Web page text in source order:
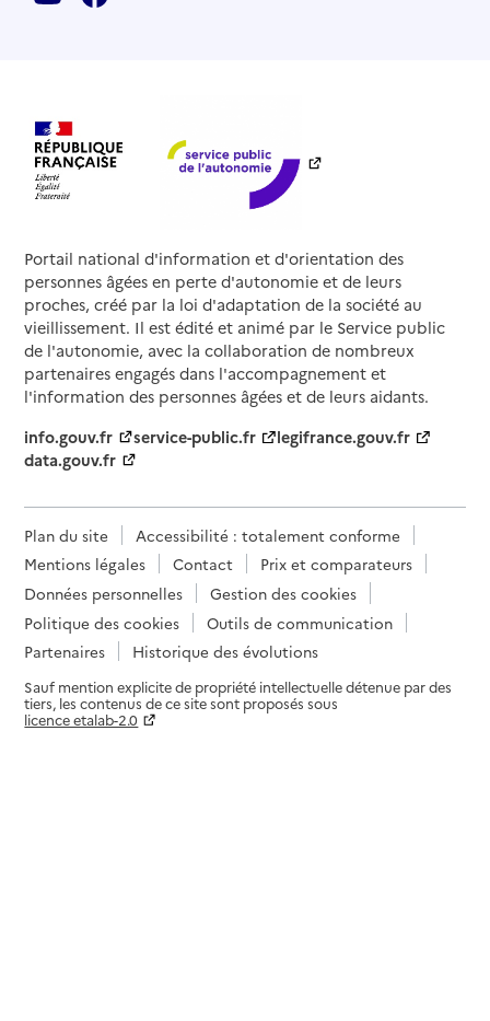
Portail national d'information et d'orientation des
personnes âgées en perte d'autonomie et de leurs
proches, créé par la loi d'adaptation de la société au
vieillissement. Il est édité et animé par le Service public
de l'autonomie, avec la collaboration de nombreux
partenaires engagés dans l'accompagnement et
l'information des personnes âgées et de leurs aidants.
info.gouv.fr
service-public.fr
legifrance.gouv.fr
data.gouv.fr
Plan du site
Accessibilité : totalement conforme
Mentions légales
Contact
Prix et comparateurs
Données personnelles
Gestion des cookies
Politique des cookies
Outils de communication
Partenaires
Historique des évolutions
Sauf mention explicite de propriété intellectuelle détenue par des
tiers, les contenus de ce site sont proposés sous
licence etalab-2.0